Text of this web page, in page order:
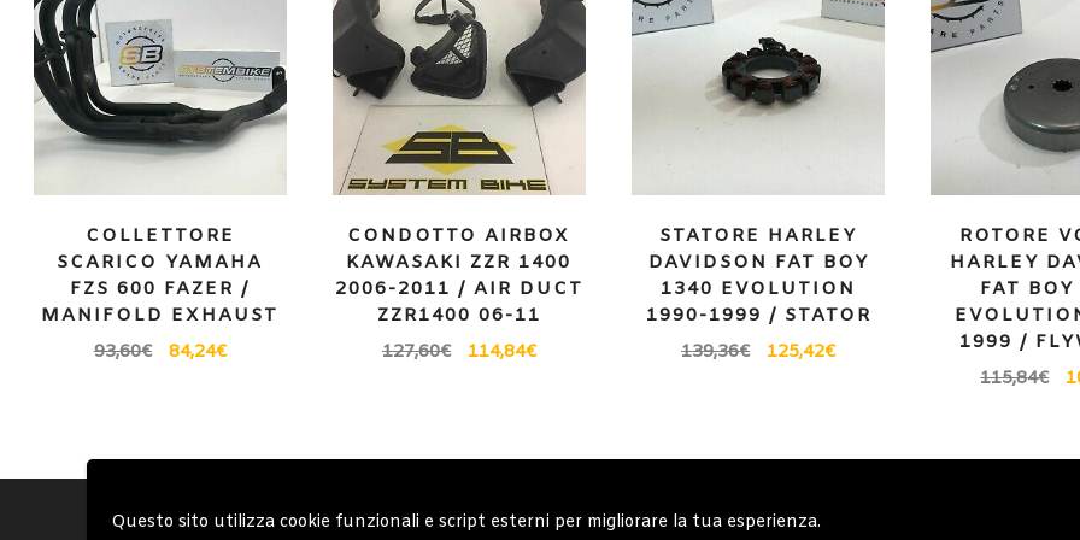
Questo sito utilizza cookie funzionali e script esterni per migliorare la tua esperienza.
COLLETTORE
SCARICO YAMAHA
FZS 600 FAZER /
MANIFOLD EXHAUST
93,60€ 84,24€
CONDOTTO AIRBOX
KAWASAKI ZZR 1400
2006-2011 / AIR DUCT
ZZR1400 06-11
127,60€ 114,84€
STATORE HARLEY
DAVIDSON FAT BOY
1340 EVOLUTION
1990-1999 / STATOR
139,36€ 125,42€
ROTORE
HARLEY
FAT
1999 /
115,84€
Account Condizioni Generali Note generali